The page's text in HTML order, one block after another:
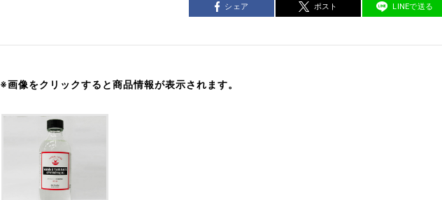
シェア ポスト LINEで送る
※画像をクリックすると商品情報が表示されます。